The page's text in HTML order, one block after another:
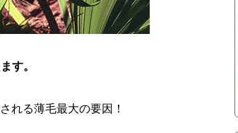
す。
れる薄毛最大の要因！